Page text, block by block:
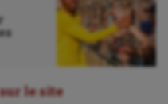
le site